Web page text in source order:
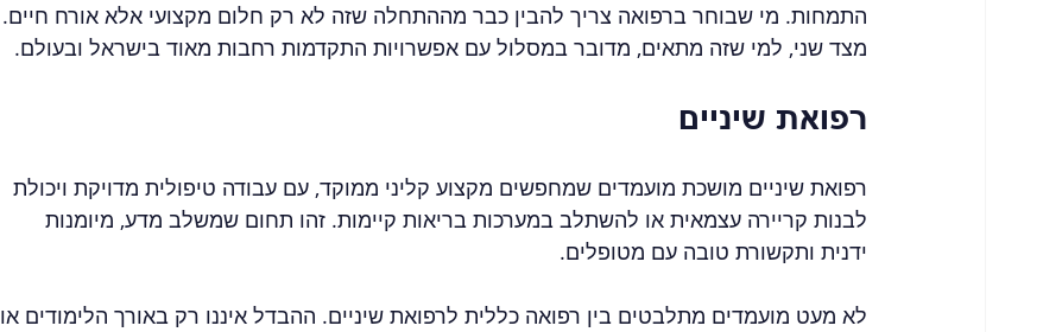
התמחות. מי שבוחר ברפואה צריך להבין כבר מההתחלה שזה לא רק חלום מקצועי אלא אורח חיים.
מצד שני, למי שזה מתאים, מדובר במסלול עם אפשרויות התקדמות רחבות מאוד בישראל ובעולם.
רפואת שיניים
רפואת שיניים מושכת מועמדים שמחפשים מקצוע קליני ממוקד, עם עבודה טיפולית מדויקת ויכולת
לבנות קריירה עצמאית או להשתלב במערכות בריאות קיימות. זהו תחום שמשלב מדע, מיומנות
ידנית ותקשורת טובה עם מטופלים.
לא מעט מועמדים מתלבטים בין רפואה כללית לרפואת שיניים. ההבדל איננו רק באורך הלימודים או